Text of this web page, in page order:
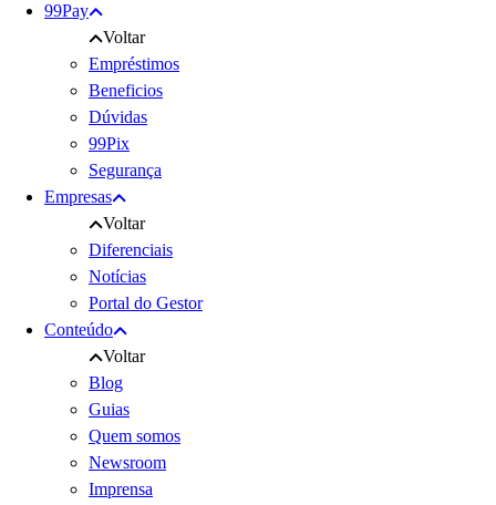
99Pay
Voltar
Empréstimos
Beneficios
Dúvidas
99Pix
Segurança
Empresas
Voltar
Diferenciais
Notícias
Portal do Gestor
Conteúdo
Voltar
Blog
Guias
Quem somos
Newsroom
Imprensa